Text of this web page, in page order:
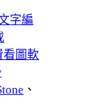
字編
看圖軟
、